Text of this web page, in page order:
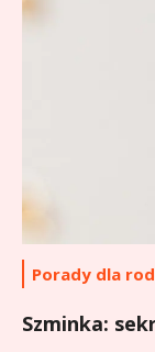
Porady dla
Szminka: